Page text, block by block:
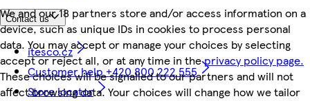
We and our 18 partners store and/or access information on a
device, such as unique IDs in cookies to process personal
data. You may accept or manage your choices by selecting
accept or reject all, or at any time in theprivacy policy page.
These choices will be signalled to our partners and will not
affect browsing data. Your choices will change how we tailor
Contact us
itesco.cz
Customer help +420 800 222 555
Store locator